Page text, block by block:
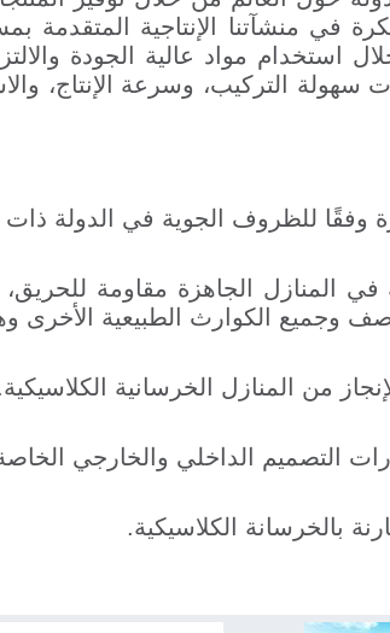
مواد عالية الجودة
سهولة التركيب، وسرعة الإنتاج،
وفقًا للظروف الجوية في الدولة ذات
المنازل الجاهزة مقاومة
وجميع الكوارث الطبيعية الأخرى
من المنازل الخرسانية
التصميم الداخلي والخارجي
بالخرسانة الكلاسيكية.